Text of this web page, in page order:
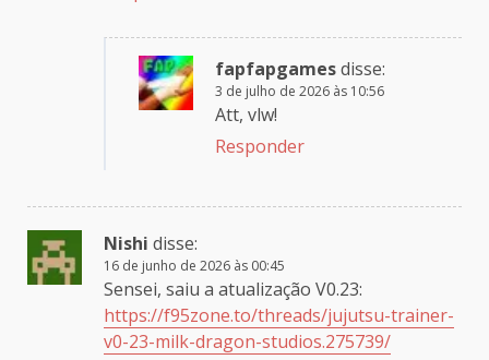
fapfapgamesdisse:
3 de julho de 2026 às 10:56
Att, vlw!
Responder
Nishi disse:
16 de junho de 2026 às 00:45
Sensei, saiu a atualização V0.23:
https://f95zone.to/threads/jujutsu-trainer-
v0-23-milk-dragon-studios.275739/